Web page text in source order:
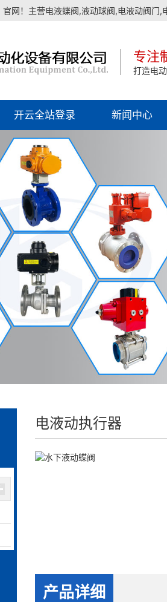
官网！主营电液蝶阀,液动球阀,电液动阀门,
专注
打造电
开云全站登录 新闻中心
电液动执行器
产品详细